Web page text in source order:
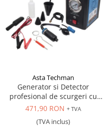
Asta Techman
Generator si Detector
profesional de scurgeri cu
fum, 12V
471,90 RON + TVA
(TVA inclus)